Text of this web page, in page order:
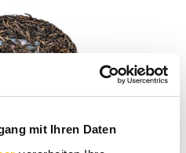
mit Ihren Daten